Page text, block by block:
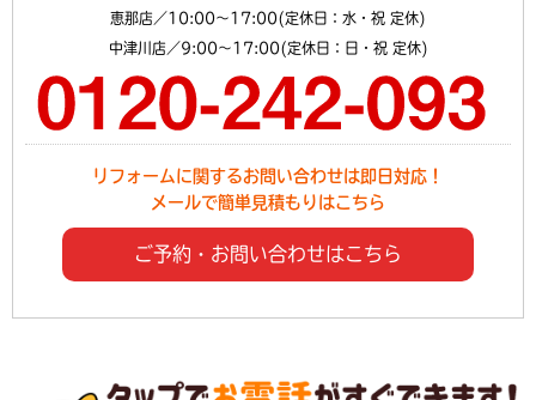
恵那店／10:00～17:00(定休日：水・祝 定休)
中津川店／9:00～17:00(定休日：日・祝 定休)
リフォームに関するお問い合わせは即日対応！
メールで簡単見積もりはこちら
ご予約・お問い合わせはこちら